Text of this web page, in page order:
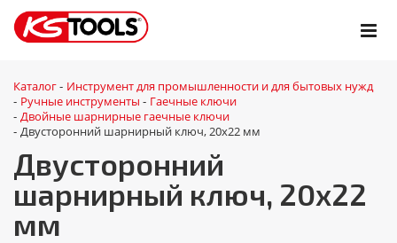
Каталог - Инструмент для промышленности и для бытовых нужд
- Ручные инструменты - Гаечные ключи
- Двойные шарнирные гаечные ключи
- Двусторонний шарнирный ключ, 20х22 мм
Двусторонний
шарнирный ключ, 20х22
мм